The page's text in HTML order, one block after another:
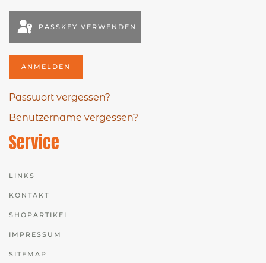
PASSKEY VERWENDEN
ANMELDEN
Passwort vergessen?
Benutzername vergessen?
Service
LINKS
KONTAKT
SHOPARTIKEL
IMPRESSUM
SITEMAP